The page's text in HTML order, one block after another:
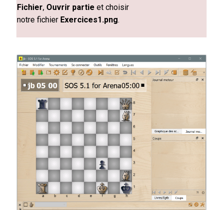
Fichier, Ouvrir partie et choisir
notre fichier Exercices1.png.